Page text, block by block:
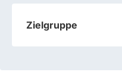
Zielgruppe